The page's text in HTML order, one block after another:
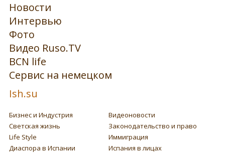
Новости
Интервью
Фото
Видео Ruso.TV
BCN life
Сервис на немецком
Ish.su
Бизнес и Индустрия
Видеоновости
Светская жизнь
Законодательство и право
Life Style
Иммиграция
Диаспора в Испании
Испания в лицах